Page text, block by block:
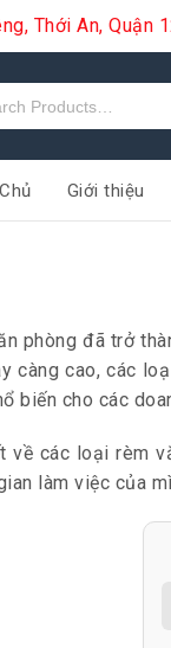
Thới An, Quận
Giới thiệu
phòng đã trở
càng cao, các
biến cho các
về các loại rèm
làm việc của